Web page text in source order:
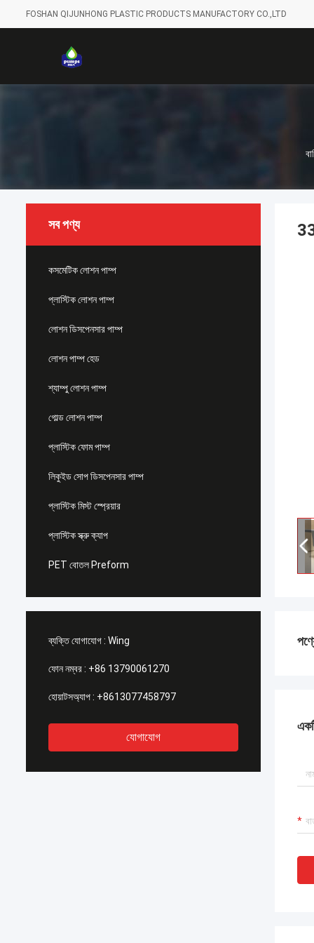
FOSHAN QIJUNHONG PLASTIC PRODUCTS MANUFACTORY CO.,LTD
সব পণ্য
কসমেটিক লোশন পাম্প
প্লাস্টিক লোশন পাম্প
লোশন ডিসপেনসার পাম্প
লোশন পাম্প হেড
শ্যাম্পু লোশন পাম্প
গোল্ড লোশন পাম্প
প্লাস্টিক ফোম পাম্প
লিকুইড সোপ ডিসপেনসার পাম্প
প্লাস্টিক মিস্ট স্প্রেয়ার
প্লাস্টিক স্ক্রু ক্যাপ
PET বোতল Preform
ব্যক্তি যোগাযোগ : Wing
ফোন নম্বর : +86 13790061270
হোয়াটসঅ্যাপ : +8613077458797
যোগাযোগ